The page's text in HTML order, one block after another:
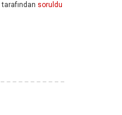
tarafından soruldu